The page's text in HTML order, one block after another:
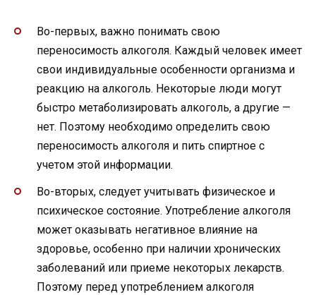
Во-первых, важно понимать свою
переносимость алкоголя. Каждый человек имеет
свои индивидуальные особенности организма и
реакцию на алкоголь. Некоторые люди могут
быстро метаболизировать алкоголь, а другие —
нет. Поэтому необходимо определить свою
переносимость алкоголя и пить спиртное с
учетом этой информации.
Во-вторых, следует учитывать физическое и
психическое состояние. Употребление алкоголя
может оказывать негативное влияние на
здоровье, особенно при наличии хронических
заболеваний или приеме некоторых лекарств.
Поэтому перед употреблением алкоголя